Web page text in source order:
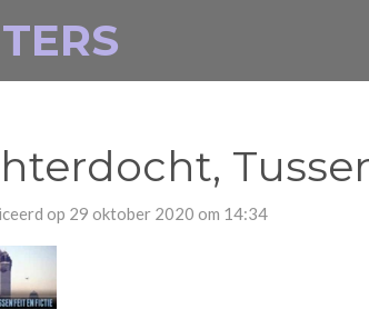
op 29 oktober 2020 om 14:34